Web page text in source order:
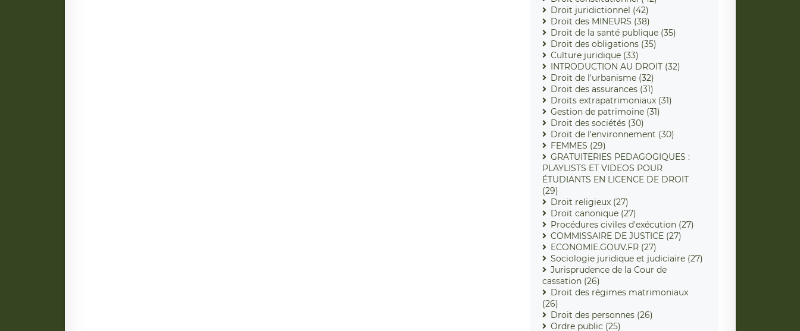
Droit juridictionnel (42)
Droit des MINEURS (38)
Droit de la santé publique (35)
Droit des obligations (35)
Culture juridique (33)
INTRODUCTION AU DROIT (32)
Droit de l'urbanisme (32)
Droit des assurances (31)
Droits extrapatrimoniaux (31)
Gestion de patrimoine (31)
Droit des sociétés (30)
Droit de l'environnement (30)
FEMMES (29)
GRATUITERIES PEDAGOGIQUES :
PLAYLISTS ET VIDEOS POUR
ÉTUDIANTS EN LICENCE DE DROIT
(29)
Droit religieux (27)
Droit canonique (27)
Procédures civiles d'exécution (27)
COMMISSAIRE DE JUSTICE (27)
ECONOMIE.GOUV.FR (27)
Sociologie juridique et judiciaire (27)
Jurisprudence de la Cour de
cassation (26)
Droit des régimes matrimoniaux
(26)
Droit des personnes (26)
Ordre public (25)